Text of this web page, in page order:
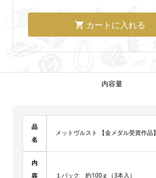
内容量
品
名
メットヴルスト 【金メダル受賞作品】
内
容
１パック 約100ｇ（3本入）